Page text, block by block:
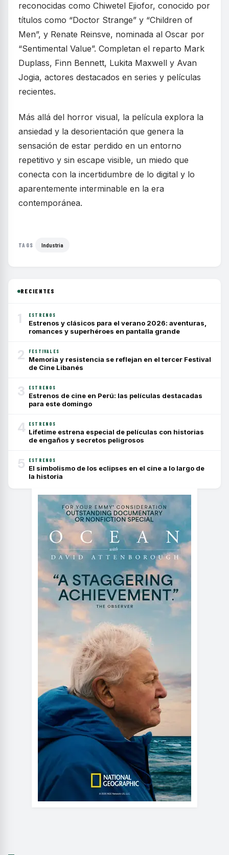
reconocidas como Chiwetel Ejiofor, conocido por
títulos como “Doctor Strange” y “Children of
Men”, y Renate Reinsve, nominada al Oscar por
“Sentimental Value”. Completan el reparto Mark
Duplass, Finn Bennett, Lukita Maxwell y Avan
Jogia, actores destacados en series y películas
recientes.
Más allá del horror visual, la película explora la
ansiedad y la desorientación que genera la
sensación de estar perdido en un entorno
repetitivo y sin escape visible, un miedo que
conecta con la incertidumbre de lo digital y lo
aparentemente interminable en la era
contemporánea.
TAGS Industria
RECIENTES
1 ESTRENOS
Estrenos y clásicos para el verano 2026: aventuras,
romances y superhéroes en pantalla grande
2 FESTIVALES
Memoria y resistencia se reflejan en el tercer Festival
de Cine Libanés
3 ESTRENOS
Estrenos de cine en Perú: las películas destacadas
para este domingo
4 ESTRENOS
Lifetime estrena especial de películas con historias
de engaños y secretos peligrosos
5 ESTRENOS
El simbolismo de los eclipses en el cine a lo largo de
la historia